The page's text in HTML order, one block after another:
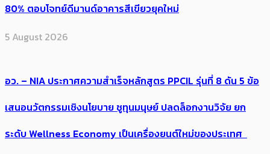
80% ตอบโจทย์ดีมานด์อาคารสีเขียวยุคใหม่
5 August 2026
อว. – NIA ประกาศความสำเร็จหลักสูตร PPCIL รุ่นที่ 8 ดัน 5 ข้อ
เสนอนวัตกรรมเชิงนโยบาย ชูทุนมนุษย์ ปลดล็อกงานวิจัย ยก
ระดับ Wellness Economy เป็นเครื่องยนต์ใหม่ของประเทศ